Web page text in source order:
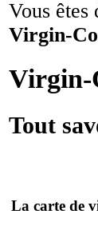
Vous êtes
Virgin-
Virgin-
Tout
La carte de